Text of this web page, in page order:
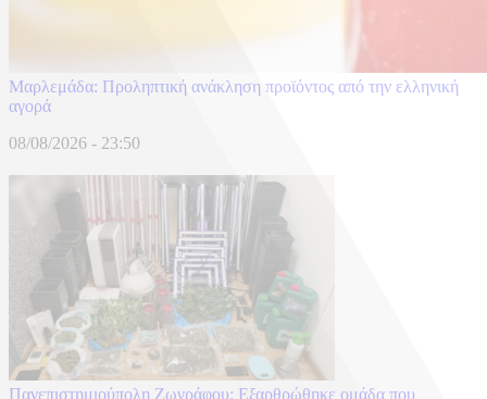
Μαρλεμάδα: Προληπτική ανάκληση προϊόντος από την ελληνική
αγορά
08/08/2026 - 23:50
Πανεπιστημιούπολη Ζωγράφου: Εξαρθρώθηκε ομάδα που